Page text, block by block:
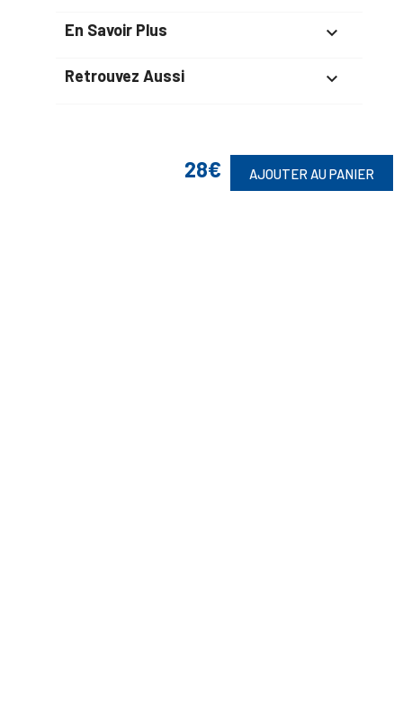
28€ AJOUTER AU PANIER
En Savoir Plus 
Retrouvez Aussi 
Suivez-Nous